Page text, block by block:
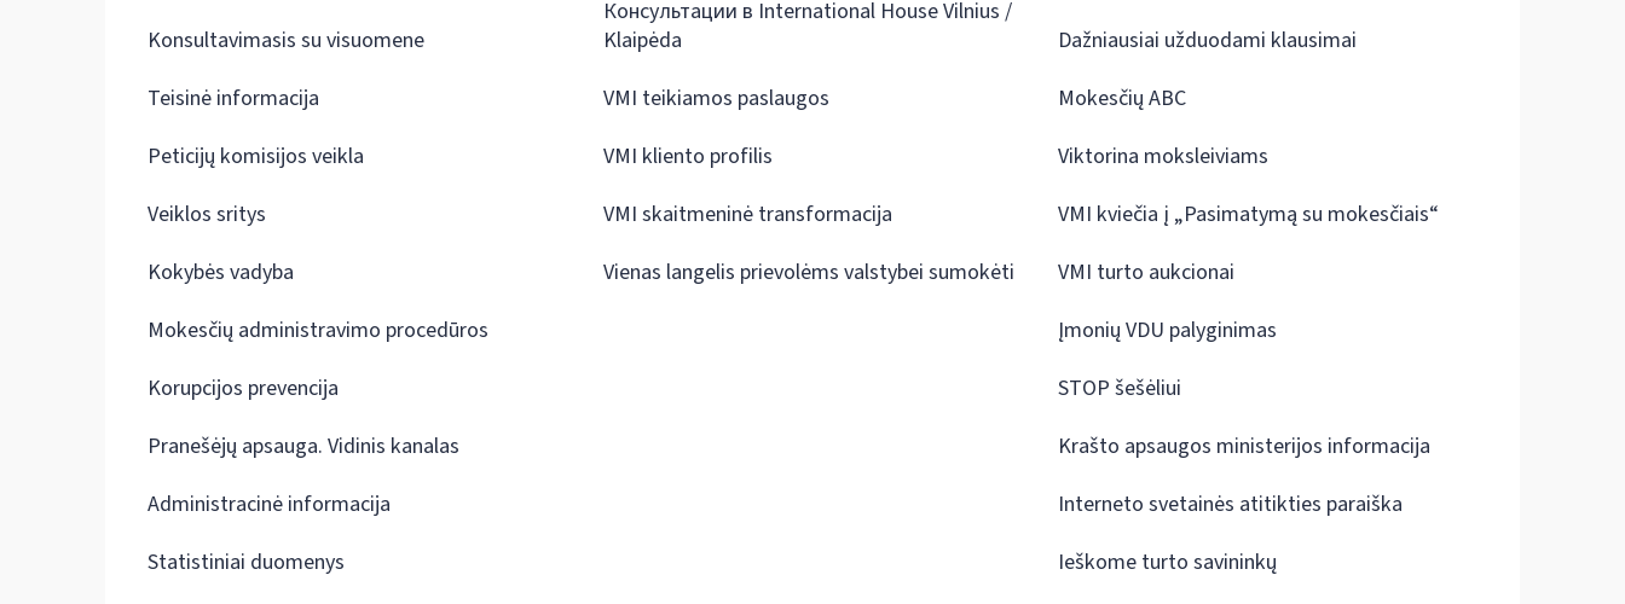
Konsultavimasis su visuomene
Teisinė informacija
Peticijų komisijos veikla
Veiklos sritys
Kokybės vadyba
Mokesčių administravimo procedūros
Korupcijos prevencija
Pranešėjų apsauga. Vidinis kanalas
Administracinė informacija
Statistiniai duomenys
Консультации в International House Vilnius /
Klaipėda
VMI teikiamos paslaugos
VMI kliento profilis
VMI skaitmeninė transformacija
Vienas langelis prievolėms valstybei sumokėti
Dažniausiai užduodami klausimai
Mokesčių ABC
Viktorina moksleiviams
VMI kviečia į „Pasimatymą su mokesčiais“
VMI turto aukcionai
Įmonių VDU palyginimas
STOP šešėliui
Krašto apsaugos ministerijos informacija
Interneto svetainės atitikties paraiška
Ieškome turto savininkų